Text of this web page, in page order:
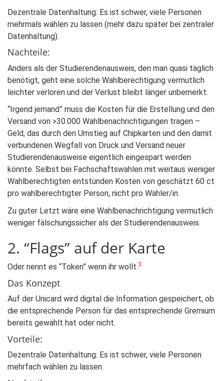
Dezentrale Datenhaltung: Es ist schwer, viele Personen
mehrmals wählen zu lassen (mehr dazu später bei zentraler
Datenhaltung).
Nachteile:
Anders als der Studierendenausweis, den man quasi täglich
benötigt, geht eine solche Wahlberechtigung vermutlich
leichter verloren und der Verlust bleibt länger unbemerkt.
“Irgend jemand” muss die Kosten für die Erstellung und den
Versand von >30.000 Wahlbenachrichtigungen tragen –
Geld, das durch den Umstieg auf Chipkarten und den damit
verbundenen Wegfall von Druck und Versand neuer
Studierendenausweise eigentlich eingespart werden
könnte. Selbst bei Fachschaftswahlen mit weitaus weniger
Wahlberechtigten entstünden Kosten von geschätzt 60 ct
pro wahlberechtigter Person, nicht pro Wähler/in.
Zu guter Letzt wäre eine Wahlbenachrichtigung vermutlich
weniger fälschungssicher als der Studierendenausweis.
2. “Flags” auf der Karte
Oder nennt es “Token” wenn ihr wollt.3
Das Konzept
Auf der Unicard wird digital die Information gespeichert, ob
die entsprechende Person für das entsprechende Gremium
bereits gewählt hat oder nicht.
Vorteile:
Dezentrale Datenhaltung: Es ist schwer, viele Personen
mehrfach wählen zu lassen.